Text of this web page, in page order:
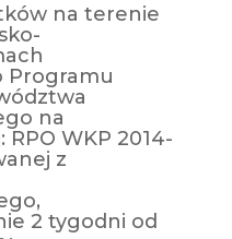
na terenie
Programu
na
RPO WKP 2014-
z
2 tygodni od